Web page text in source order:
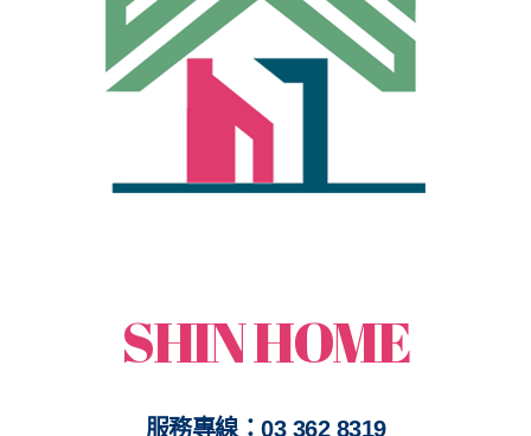
SHIN HOME
服務專線：03 362 8319